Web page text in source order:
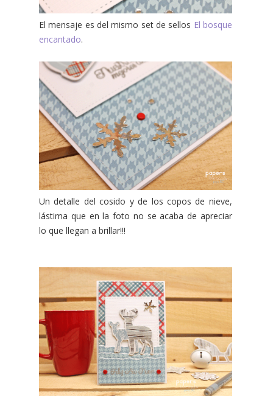
El mensaje es del mismo set de sellos El bosque
encantado.
Un detalle del cosido y de los copos de nieve,
lástima que en la foto no se acaba de apreciar
lo que llegan a brillar!!!